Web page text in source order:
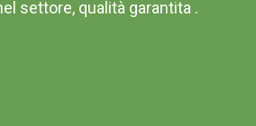
settore, qualità garantita .